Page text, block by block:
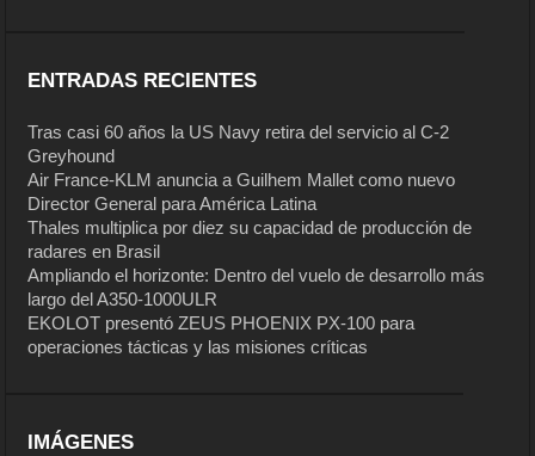
ENTRADAS RECIENTES
Tras casi 60 años la US Navy retira del servicio al C-2
Greyhound
Air France-KLM anuncia a Guilhem Mallet como nuevo
Director General para América Latina
Thales multiplica por diez su capacidad de producción de
radares en Brasil
Ampliando el horizonte: Dentro del vuelo de desarrollo más
largo del A350-1000ULR
EKOLOT presentó ZEUS PHOENIX PX-100 para
operaciones tácticas y las misiones críticas
IMÁGENES